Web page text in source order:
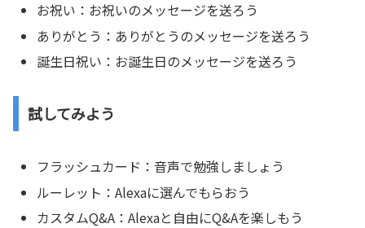
お祝い：お祝いのメッセージを送ろう
ありがとう：ありがとうのメッセージを送ろう
誕生日祝い：お誕生日のメッセージを送ろう
試してみよう
フラッシュカード：音声で勉強しましょう
ルーレット：Alexaに選んでもらおう
カスタムQ&A：Alexaと自由にQ&Aを楽しもう